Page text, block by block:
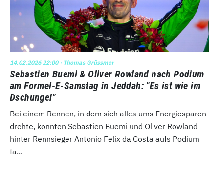
14.02.2026 22:00· Thomas Grüssmer
Sebastien Buemi & Oliver Rowland nach Podium
am Formel-E-Samstag in Jeddah: "Es ist wie im
Dschungel"
Bei einem Rennen, in dem sich alles ums Energiesparen
drehte, konnten Sebastien Buemi und Oliver Rowland
hinter Rennsieger Antonio Felix da Costa aufs Podium
fa...